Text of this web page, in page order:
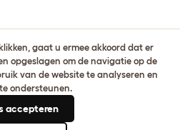
gaat u ermee akkoord dat er
opgeslagen om de navigatie op de
van de website te analyseren en
ondersteunen.
accepteren